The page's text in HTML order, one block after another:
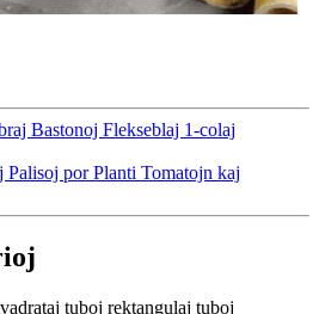
Bastonoj Flekseblaj 1-colaj
por Planti Tomatojn kaj